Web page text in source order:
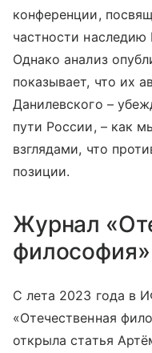
конференции,
частности наследию
Однако анализ
показывает, что их
Данилевского –
пути России, – как
взглядами, что
позиции.
Журнал
философия»
С лета 2023 года в
«Отечественная
открыла статья